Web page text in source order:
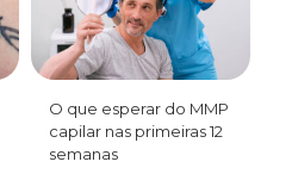
O que esperar do MMP
capilar nas primeiras 12
semanas